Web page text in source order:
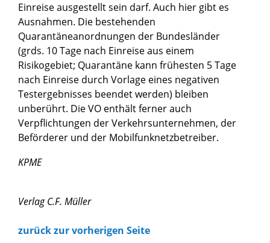
Einreise ausgestellt sein darf. Auch hier gibt es
Ausnahmen. Die bestehenden
Quarantäneanordnungen der Bundesländer
(grds. 10 Tage nach Einreise aus einem
Risikogebiet; Quarantäne kann frühesten 5 Tage
nach Einreise durch Vorlage eines negativen
Testergebnisses beendet werden) bleiben
unberührt. Die VO enthält ferner auch
Verpflichtungen der Verkehrsunternehmen, der
Beförderer und der Mobilfunknetzbetreiber.
KPME
Verlag C.F. Müller
zurück zur vorherigen Seite